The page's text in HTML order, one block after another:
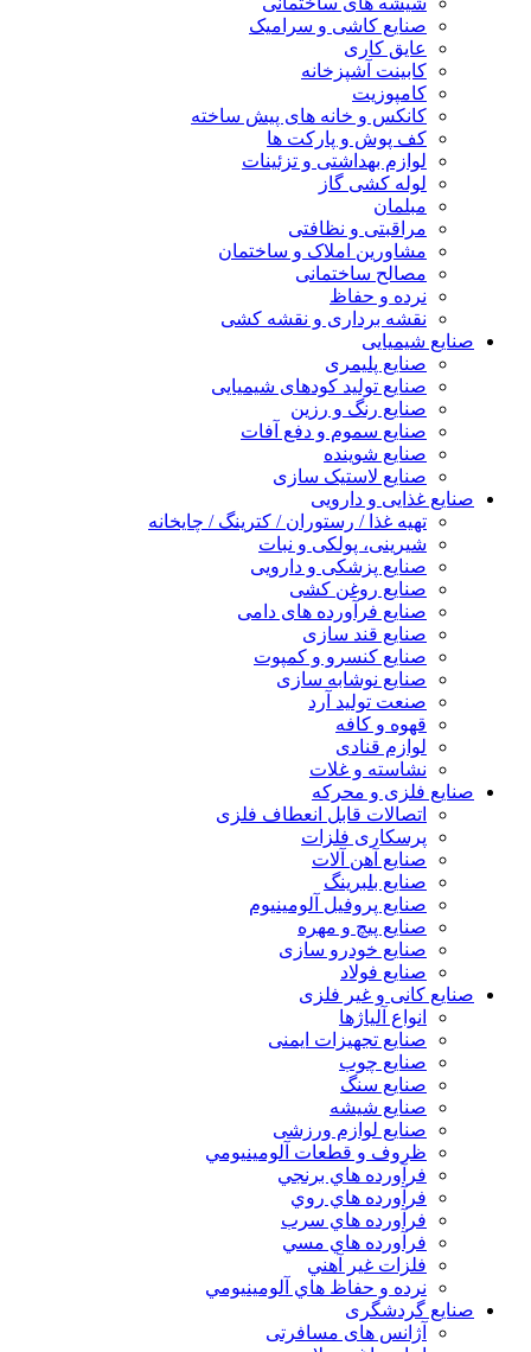
صنایع کاشی و سرامیک
عایق کاری
کابینت آشپزخانه
کامپوزیت
کانکس و خانه های پیش ساخته
کف پوش و پارکت ها
لوازم بهداشتی و تزئینات
لوله کشی گاز
مبلمان
مراقبتی و نظافتی
مشاورین املاک و ساختمان
مصالح ساختمانی
نرده و حفاظ
نقشه برداری و نقشه کشی
صنایع شیمیایی
صنایع پلیمری
صنایع تولید کودهای شیمیایی
صنایع رنگ و رزین
صنایع سموم و دفع آفات
صنایع شوینده
صنایع لاستیک سازی
صنایع غذایی و دارویی
تهیه غذا / رستوران / کترینگ / چایخانه
شیرینی، پولکی و نبات
صنایع پزشکی و دارویی
صنایع روغن کشی
صنایع فرآورده های دامی
صنایع قند سازی
صنایع کنسرو و کمپوت
صنایع نوشابه سازی
صنعت تولید آرد
قهوه و کافه
لوازم قنادی
نشاسته و غلات
صنایع فلزی و محرکه
اتصالات قابل انعطاف فلزی
پرسکاری فلزات
صنایع آهن آلات
صنایع بلبرینگ
صنایع پروفیل آلومینیوم
صنایع پیچ و مهره
صنایع خودرو سازی
صنایع فولاد
صنایع کانی و غیر فلزی
انواع آلياژها
صنایع تجهیزات ایمنی
صنایع چوب
صنایع سنگ
صنایع شیشه
صنایع لوازم ورزشی
ظروف و قطعات آلومينيومي
فرآورده هاي برنجي
فرآورده هاي روي
فرآورده هاي سرب
فرآورده هاي مسي
فلزات غير آهني
نرده و حفاظ هاي آلومينيومي
صنایع گردشگری
آژانس های مسافرتی